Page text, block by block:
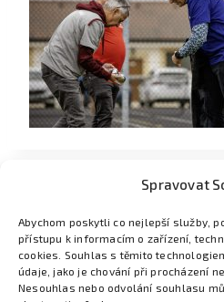
Spravovat
Abychom poskytli co nejlepší služby,
přístupu k informacím o zařízení,
cookies. Souhlas s těmito
údaje, jako je chování při procházení
Nesouhlas nebo odvolání souhlasu